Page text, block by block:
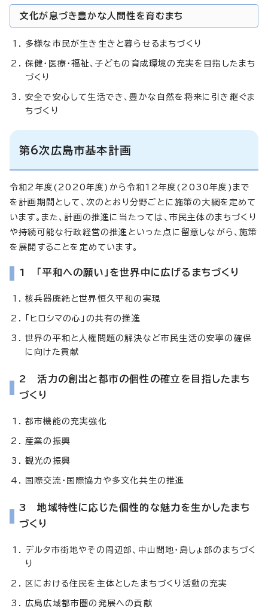
文化が息づき豊かな人間性を育むまち
多様な市民が生き生きと暮らせるまちづくり
保健・医療・福祉、子どもの育成環境の充実を目指したまち
づくり
安全で安心して生活でき、豊かな自然を将来に引き継ぐま
ちづくり
第6次広島市基本計画
令和2年度(2020年度)から令和12年度(2030年度)まで
を計画期間として、次のとおり分野ごとに施策の大綱を定めて
います。また、計画の推進に当たっては、市民主体のまちづくり
や持続可能な行政経営の推進といった点に留意しながら、施策
を展開することを定めています。
1 「平和への願い」を世界中に広げるまちづくり
核兵器廃絶と世界恒久平和の実現
「ヒロシマの心」の共有の推進
世界の平和と人権問題の解決など市民生活の安寧の確保
に向けた貢献
2 活力の創出と都市の個性の確立を目指したまち
づくり
都市機能の充実強化
産業の振興
観光の振興
国際交流・国際協力や多文化共生の推進
3 地域特性に応じた個性的な魅力を生かしたまち
づくり
デルタ市街地やその周辺部、中山間地・島しょ部のまちづく
り
区における住民を主体としたまちづくり活動の充実
広島広域都市圏の発展への貢献